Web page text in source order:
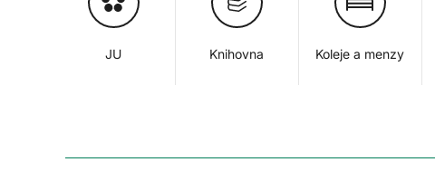
JU Knihovna Koleje a menzy